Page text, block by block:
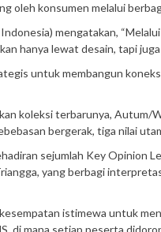
oleh konsumen melalui
mengatakan,
hanya lewat desain, tapi juga
untuk membangun
koleksi terbarunya, Autum/
bergerak, tiga nilai
sejumlah Key Opinion
yang berbagi
istimewa untuk
di mana setiap peserta